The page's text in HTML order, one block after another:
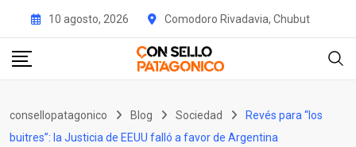
content
10 agosto, 2026 Comodoro Rivadavia, Chubut
consellopatagonico Blog Sociedad
Revés para “los
buitres”: la Justicia de EEUU falló a favor de Argentina